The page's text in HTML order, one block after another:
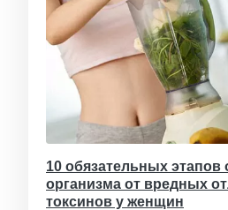
10 обязательных
организма от вредных
токсинов у женщин